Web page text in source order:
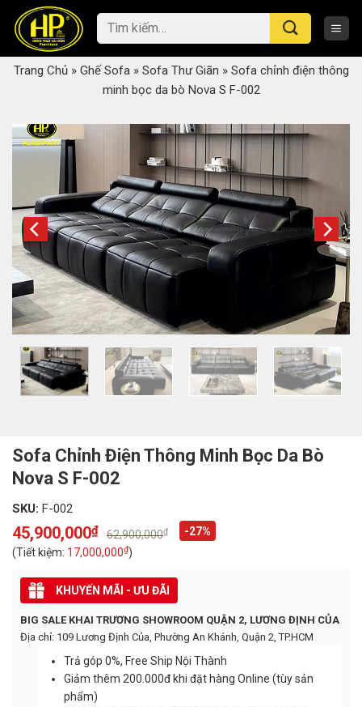
content
Tìm
kiếm:
Trang Chủ» Ghế Sofa» Sofa Thư Giãn » Sofa chỉnh điện thông
minh bọc da bò Nova S F-002
Sofa Chỉnh Điện Thông Minh Bọc Da Bò
Nova S F-002
SKU: F-002
62,900,000₫
Original
price
was:
62,900,000₫.
45,900,000₫
Current
price
is:
45,900,000₫.
-27%
(Tiết kiệm: 17,000,000₫)
KHUYẾN MÃI - ƯU ĐÃI
BIG SALE KHAI TRƯƠNG SHOWROOM QUẬN 2, LƯƠNG ĐỊNH CỦA
Địa chỉ: 109 Lương Định Của, Phường An Khánh, Quận 2, TP.HCM
Trả góp 0%, Free Ship Nội Thành
Giảm thêm 200.000đ khi đặt hàng Online (tùy sản
phẩm)